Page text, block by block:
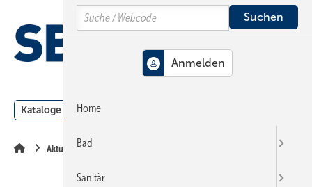
Hauptinhalt
Hauptmenü
SiteSearch
Kataloge Meldungen
Aktuelle Meldung
Search
Home
Bad
Sanitär